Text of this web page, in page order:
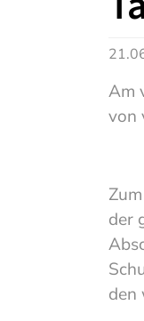
Am
von
der
den